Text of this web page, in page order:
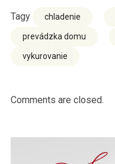
Tagy chladenie
prevádzka domu
vykurovanie
Comments are closed.